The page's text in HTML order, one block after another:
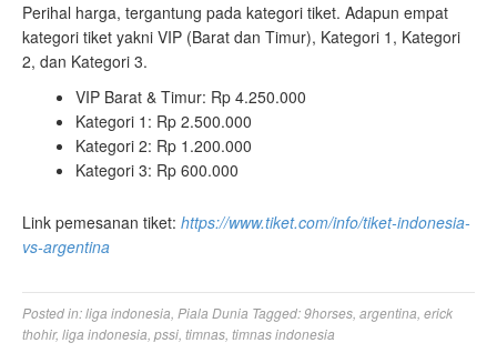
Perihal harga, tergantung pada kategori tiket. Adapun empat
kategori tiket yakni VIP (Barat dan Timur), Kategori 1, Kategori
2, dan Kategori 3.
VIP Barat & Timur: Rp 4.250.000
Kategori 1: Rp 2.500.000
Kategori 2: Rp 1.200.000
Kategori 3: Rp 600.000
Link pemesanan tiket: https://www.tiket.com/info/tiket-indonesia-
vs-argentina
Posted in:liga indonesia Piala Dunia Tagged:9horses argentina erick
thohir, liga indonesia pssi timnas timnas indonesia